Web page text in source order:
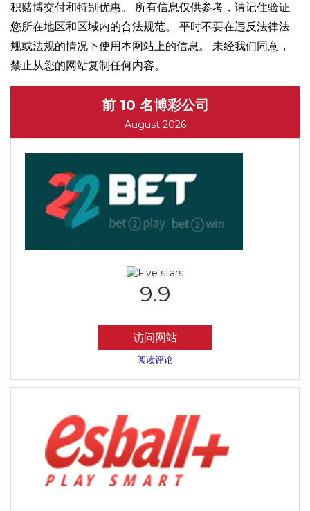
积赌博交付和特别优惠。 所有信息仅供参考，请记住验证
您所在地区和区域内的合法规范。 平时不要在违反法律法
规或法规的情况下使用本网站上的信息。 未经我们同意，
禁止从您的网站复制任何内容。
前 10 名博彩公司
August 2026
9.9
访问网站
阅读评论